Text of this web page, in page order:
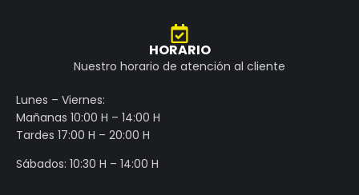
HORARIO
Nuestro horario de atención al cliente
Lunes – Viernes:
Mañanas 10:00 H – 14:00 H
Tardes 17:00 H – 20:00 H
Sábados: 10:30 H – 14:00 H